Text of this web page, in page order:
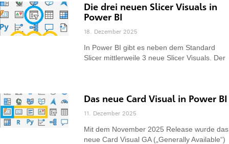
Die drei neuen Slicer Visuals in
Power BI
18. Dezember 2025
In Power BI gibt es neben dem Standard
Slicer mittlerweile 3 neue Slicer Visuals. Der
Das neue Card Visual in Power BI
11. Dezember 2025
Mit dem November 2025 Release wurde das
neue Card Visual GA („Generally Available“)